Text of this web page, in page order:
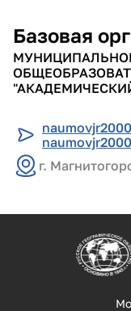
Базовая
г.